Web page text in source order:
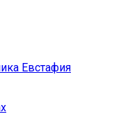
Евстафия